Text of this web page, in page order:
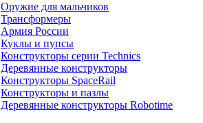
Оружие для мальчиков
Трансформеры
Армия России
Куклы и пупсы
Конструкторы серии Technics
Деревянные конструкторы
Конструкторы SpaceRail
Конструкторы и пазлы
Деревянные конструкторы Robotime